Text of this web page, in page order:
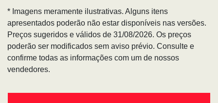
* Imagens meramente ilustrativas. Alguns itens
apresentados poderão não estar disponíveis nas versões.
Preços sugeridos e válidos de 31/08/2026. Os preços
poderão ser modificados sem aviso prévio. Consulte e
confirme todas as informações com um de nossos
vendedores.